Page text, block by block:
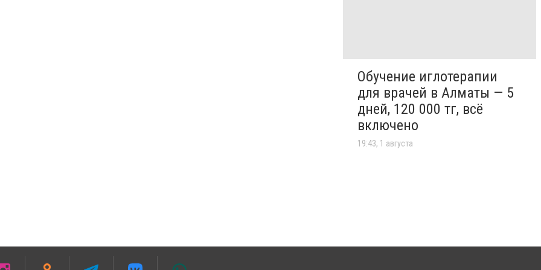
Обучение иглотерапии
для врачей в Алматы — 5
дней, 120 000 тг, всё
включено
19:43, 1 августа